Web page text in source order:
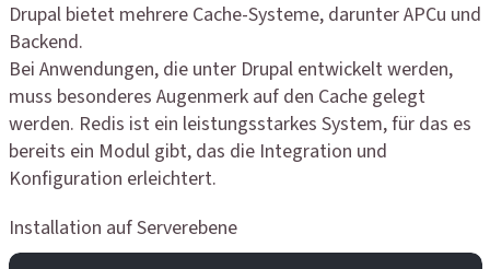
Drupal bietet mehrere Cache-Systeme, darunter APCu und
Backend.
Bei Anwendungen, die unter Drupal entwickelt werden,
muss besonderes Augenmerk auf den Cache gelegt
werden. Redis ist ein leistungsstarkes System, für das es
bereits ein Modul gibt, das die Integration und
Konfiguration erleichtert.
Installation auf Serverebene